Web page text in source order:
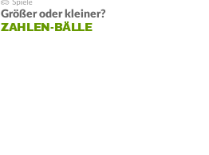
Größer oder kleiner?
ZAHLEN-BÄLLE